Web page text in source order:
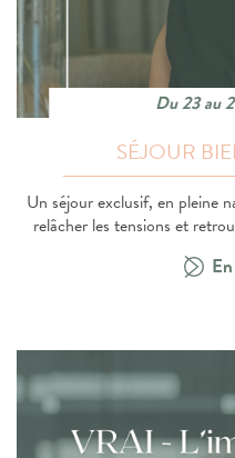
Du 23 au
SÉJOUR
Un séjour exclusif, en pleine
relâcher les tensions et